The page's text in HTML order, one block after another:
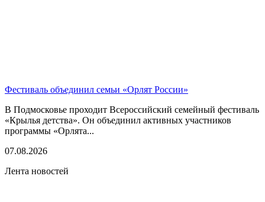
Фестиваль объединил семьи «Орлят России»
В Подмосковье проходит Всероссийский семейный фестиваль
«Крылья детства». Он объединил активных участников
программы «Орлята...
07.08.2026
Лента новостей